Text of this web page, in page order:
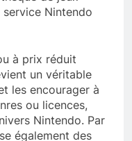
Nintendo
à prix réduit
un véritable
les encourager à
ou licences,
Nintendo. Par
également des